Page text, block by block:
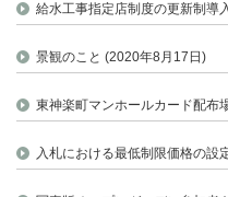
給水工事指定店制度の更新制導
景観のこと (2020年8月17日)
東神楽町マンホールカード配布
入札における最低制限価格の設